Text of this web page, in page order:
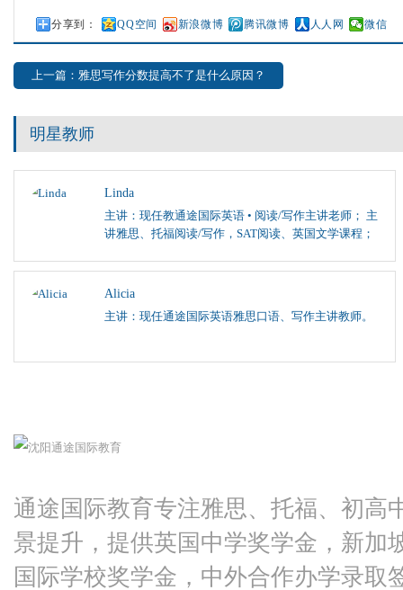
分享到： QQ空间 新浪微博 腾讯微博 人人网 微信
上一篇：雅思写作分数提高不了是什么原因？
明星教师
Linda
主讲：现任教通途国际英语 • 阅读/写作主讲老师； 主
讲雅思、托福阅读/写作，SAT阅读、英国文学课程；
Alicia
主讲：现任通途国际英语雅思口语、写作主讲教师。
通途国际教育专注雅思、托福、初高
景提升，提供英国中学奖学金，新加
国际学校奖学金，中外合作办学录取